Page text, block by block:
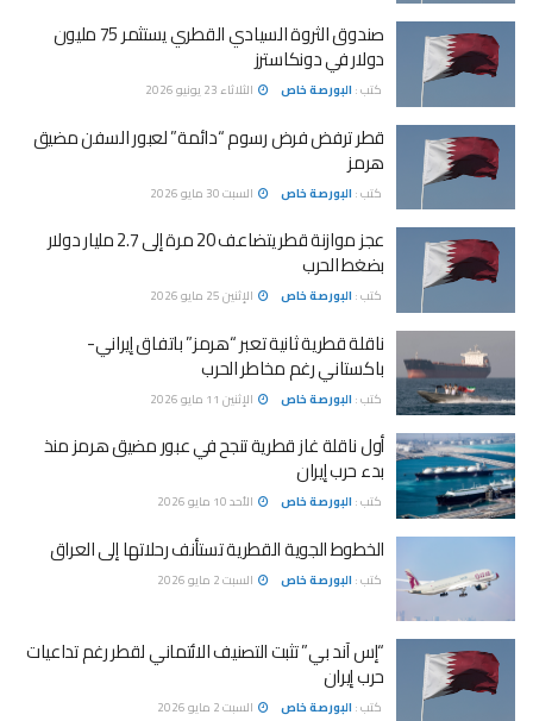
صندوق الثروة السيادي القطري يستثمر 75 مليون
دولار في دونكاسترز
كتب : البورصة خاص الثلاثاء 23 يونيو 2026
قطر ترفض فرض رسوم “دائمة” لعبور السفن مضيق
هرمز
كتب : البورصة خاص السبت 30 مايو 2026
عجز موازنة قطر يتضاعف 20 مرة إلى 2.7 مليار دولار
بضغط الحرب
كتب : البورصة خاص الإثنين 25 مايو 2026
ناقلة قطرية ثانية تعبر “هرمز” باتفاق إيراني-
باكستاني رغم مخاطر الحرب
كتب : البورصة خاص الإثنين 11 مايو 2026
أول ناقلة غاز قطرية تنجح في عبور مضيق هرمز منذ
بدء حرب إيران
كتب : البورصة خاص الأحد 10 مايو 2026
الخطوط الجوية القطرية تستأنف رحلاتها إلى العراق
كتب : البورصة خاص السبت 2 مايو 2026
“إس آند بي” تثبت التصنيف الائتماني لقطر رغم تداعيات
حرب إيران
كتب : البورصة خاص السبت 2 مايو 2026